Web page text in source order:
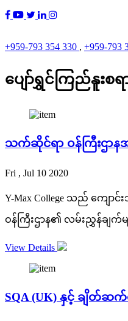
+959-793 354 330 , +959-793
ပျော်ရွှင်ကြည်နူးစ
သက်ဆိုင်ရာ ဝန်ကြီးဌာနအ
Fri , Jul 10 2020
Y-Max College သည် ကျော
ဝန်ကြီးဌာန၏ လမ်းညွှန်ချက်
View Details
SQA (UK) နှင့် ချိတ်ဆ